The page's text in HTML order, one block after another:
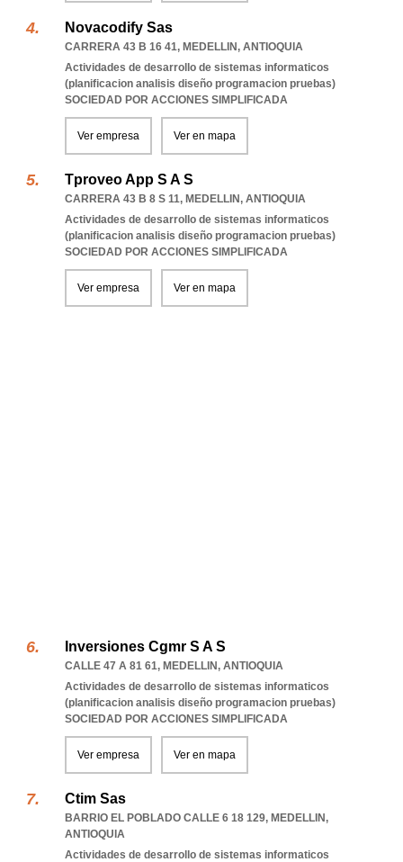
Novacodify Sas
CARRERA 43 B 16 41, MEDELLIN, ANTIOQUIA
Actividades de desarrollo de sistemas informaticos
(planificacion analisis diseño programacion pruebas)
SOCIEDAD POR ACCIONES SIMPLIFICADA
Ver empresa Ver en mapa
Tproveo App S A S
CARRERA 43 B 8 S 11, MEDELLIN, ANTIOQUIA
Actividades de desarrollo de sistemas informaticos
(planificacion analisis diseño programacion pruebas)
SOCIEDAD POR ACCIONES SIMPLIFICADA
Ver empresa Ver en mapa
Inversiones Cgmr S A S
CALLE 47 A 81 61, MEDELLIN, ANTIOQUIA
Actividades de desarrollo de sistemas informaticos
(planificacion analisis diseño programacion pruebas)
SOCIEDAD POR ACCIONES SIMPLIFICADA
Ver empresa Ver en mapa
Ctim Sas
BARRIO EL POBLADO CALLE 6 18 129, MEDELLIN,
ANTIOQUIA
Actividades de desarrollo de sistemas informaticos